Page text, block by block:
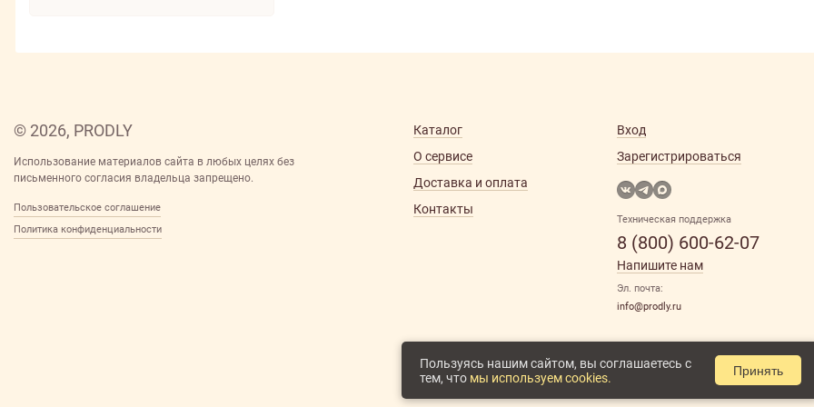
Пользуясь нашим сайтом, вы соглашаетесь с
тем, что мы используем cookies. Принять
© 2026, PRODLY
Использование материалов сайта в любых целях без
письменного согласия владельца запрещено.
Пользовательское соглашение
Политика конфиденциальности
Каталог
О сервисе
Доставка и оплата
Контакты
Вход
Зарегистрироваться
Техническая поддержка
8 (800) 600-62-07
Напишите нам
Эл. почта:
info@prodly.ru